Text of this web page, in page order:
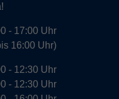
- 17:00 Uhr
16:00 Uhr)
- 12:30 Uhr
- 12:30 Uhr